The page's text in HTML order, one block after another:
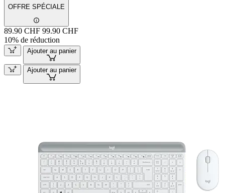
OFFRE SPÉCIALE
89.90 CHF 99.90 CHF
10% de réduction
Ajouter au panier
Ajouter au panier